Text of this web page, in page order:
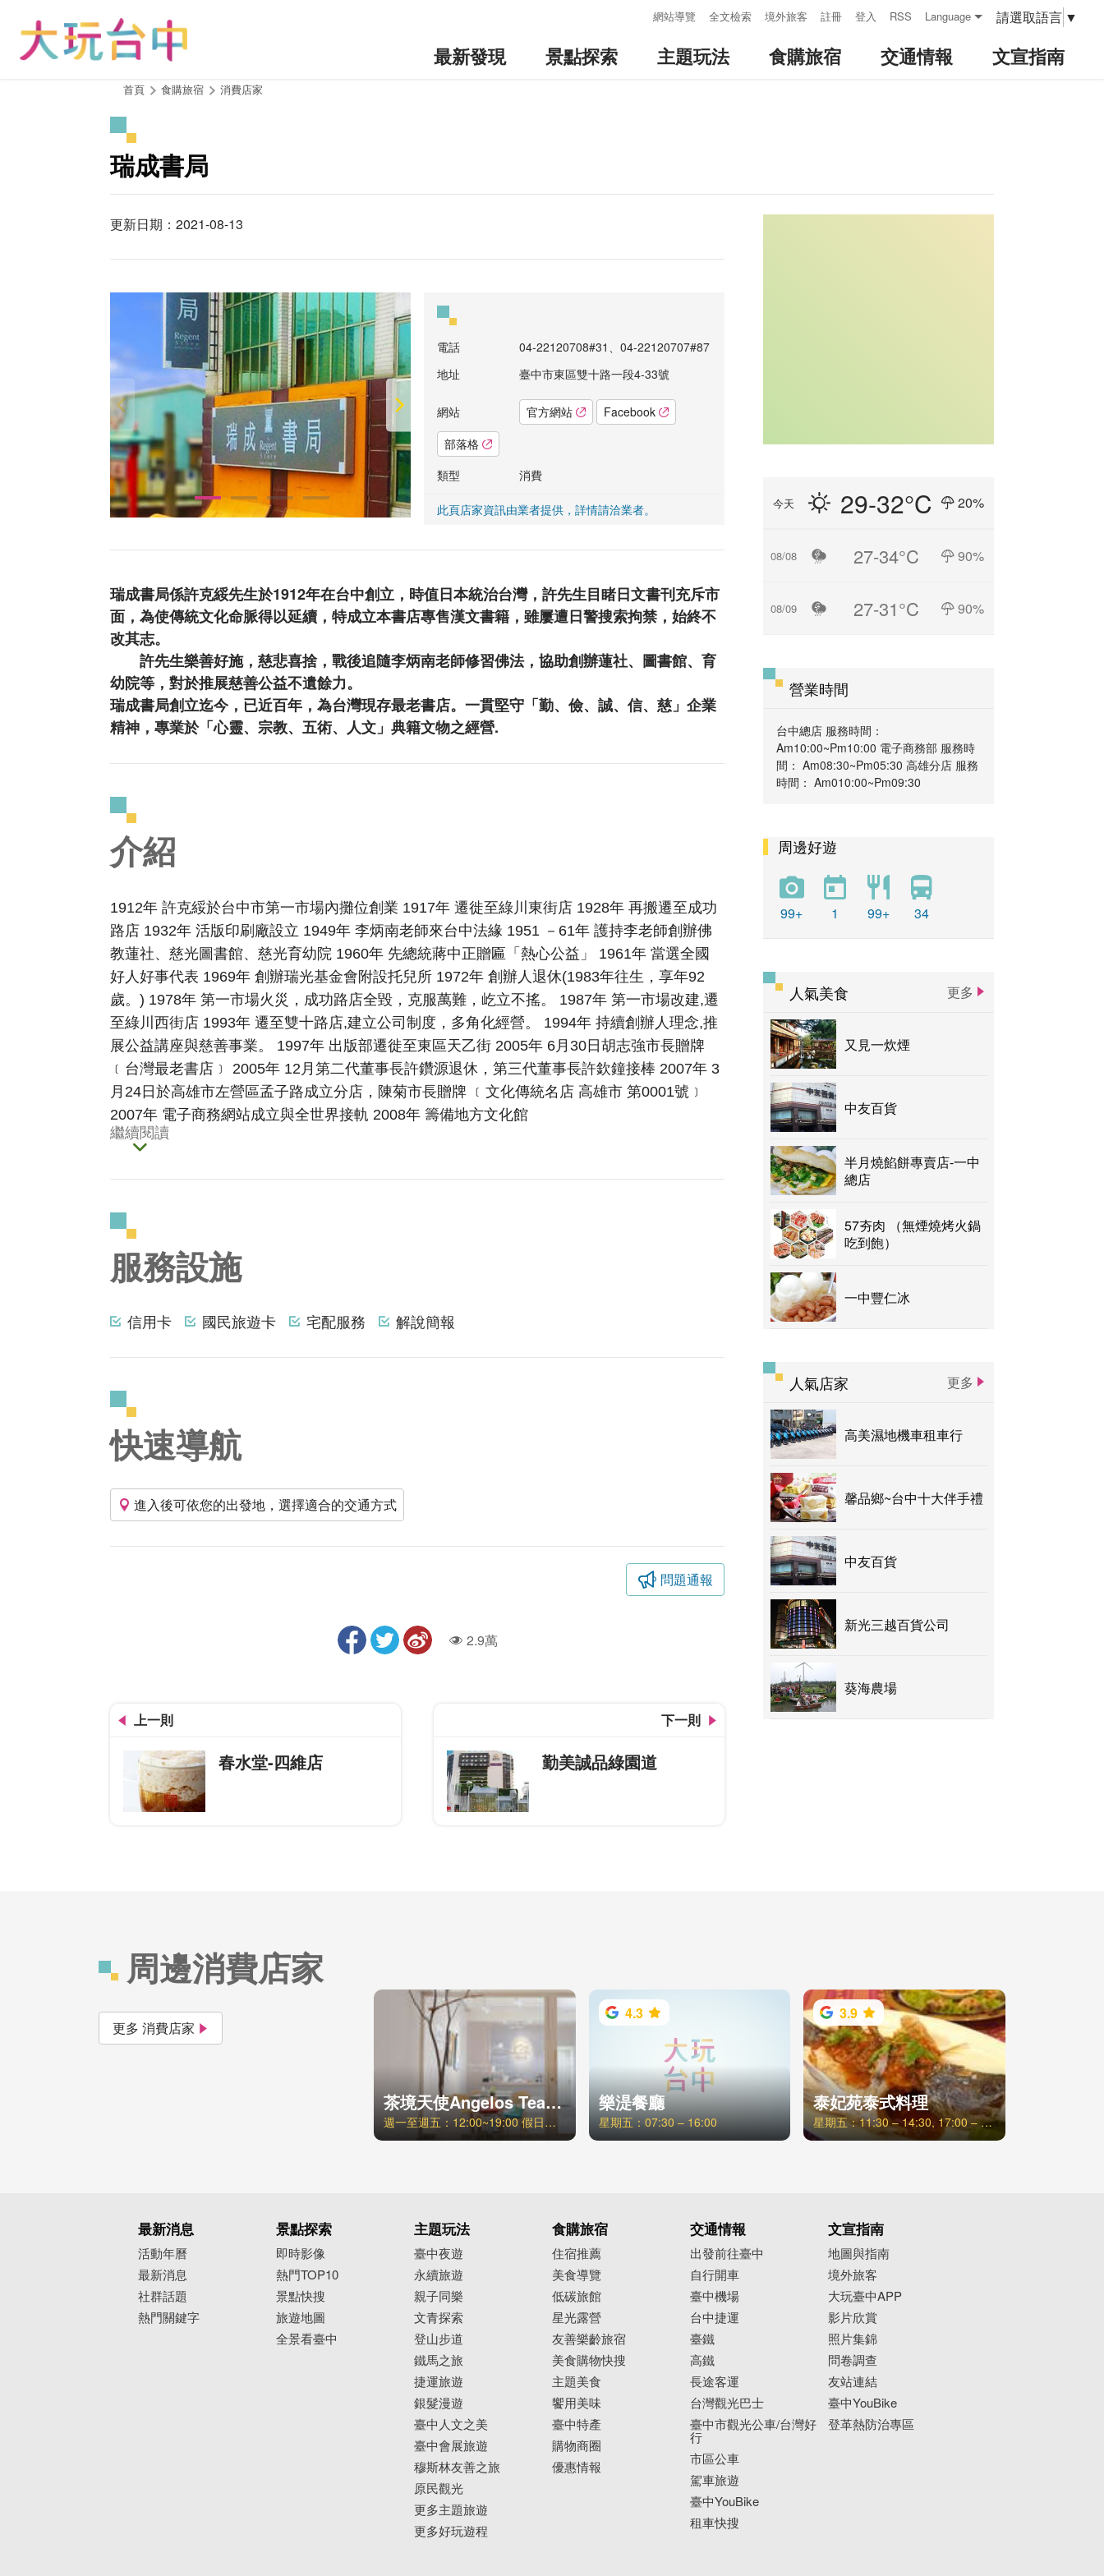
網站導覽 全文檢索 境外旅客 註冊 登入 RSS Language 請選取語言 ▼
最新發現 景點探索 主題玩法 食購旅宿 交通情報 文宣指南
首頁 食購旅宿 消費店家
瑞成書局
更新日期：2021-08-13
電話
04-22120708#31、04-22120707#87
地址
臺中市東區雙十路一段4-33號
網站 官方網站
Facebook
部落格
類型
消費
此頁店家資訊由業者提供，詳情請洽業者。
瑞成書局係許克綏先生於1912年在台中創立，時值日本統治台灣，許先生目睹日文書刊充斥市
面，為使傳統文化命脈得以延續，特成立本書店專售漢文書籍，雖屢遭日警搜索拘禁，始終不
改其志。
許先生樂善好施，慈悲喜捨，戰後追隨李炳南老師修習佛法，協助創辦蓮社、圖書館、育
幼院等，對於推展慈善公益不遺餘力。
瑞成書局創立迄今，已近百年，為台灣現存最老書店。一貫堅守「勤、儉、誠、信、慈」企業
精神，專業於「心靈、宗教、五術、人文」典籍文物之經營.
介紹
1912年 許克綏於台中市第一市場內攤位創業 1917年 遷徙至綠川東街店 1928年 再搬遷至成功
路店 1932年 活版印刷廠設立 1949年 李炳南老師來台中法緣 1951 －61年 護持李老師創辦佛
教蓮社、慈光圖書館、慈光育幼院 1960年 先總統蔣中正贈匾「熱心公益」 1961年 當選全國
好人好事代表 1969年 創辦瑞光基金會附設托兒所 1972年 創辦人退休(1983年往生，享年92
歲。) 1978年 第一市場火災，成功路店全毀，克服萬難，屹立不搖。 1987年 第一市場改建,遷
至綠川西街店 1993年 遷至雙十路店,建立公司制度，多角化經營。 1994年 持續創辦人理念,推
展公益講座與慈善事業。 1997年 出版部遷徙至東區天乙街 2005年 6月30日胡志強市長贈牌
﹝台灣最老書店﹞ 2005年 12月第二代董事長許鑽源退休，第三代董事長許欽鐘接棒 2007年 3
月24日於高雄市左營區孟子路成立分店，陳菊市長贈牌 ﹝文化傳統名店 高雄市 第0001號﹞
2007年 電子商務網站成立與全世界接軌 2008年 籌備地方文化館
繼續閱讀
服務設施
信用卡 國民旅遊卡 宅配服務 解說簡報
快速導航
進入後可依您的出發地，選擇適合的交通方式
問題通報
人氣2.9萬
上一則
春水堂-四維店
下一則
勤美誠品綠園道
今天 29-32°C 20%
08/08 27-34°C 90%
08/09 27-31°C 90%
營業時間
台中總店 服務時間：
Am10:00~Pm10:00 電子商務部 服務時
間： Am08:30~Pm05:30 高雄分店 服務
時間： Am010:00~Pm09:30
周邊好遊
99+ 1 99+ 34
人氣美食 更多
又見一炊煙
中友百貨
半月燒餡餅專賣店-一中
總店
57夯肉 （無煙燒烤火鍋
吃到飽）
一中豐仁冰
人氣店家 更多
高美濕地機車租車行
馨品鄉~台中十大伴手禮
中友百貨
新光三越百貨公司
葵海農場
周邊消費店家
更多 消費店家
茶境天使Angelos Tea｜福壽山製茶廠
週一至週五：12:00~19:00 假日及國定假日：預約制
4.3
樂湜餐廳
星期五：07:30 – 16:00
3.9
泰妃苑泰式料理
星期五：11:30 – 14:30, 17:00 – 21:30
最新消息
活動年曆
最新消息
社群話題
熱門關鍵字
景點探索
即時影像
熱門TOP10
景點快搜
旅遊地圖
全景看臺中
主題玩法
臺中夜遊
永續旅遊
親子同樂
文青探索
登山步道
鐵馬之旅
捷運旅遊
銀髮漫遊
臺中人文之美
臺中會展旅遊
穆斯林友善之旅
原民觀光
更多主題旅遊
更多好玩遊程
食購旅宿
住宿推薦
美食導覽
低碳旅館
星光露營
友善樂齡旅宿
美食購物快搜
主題美食
饗用美味
臺中特產
購物商圈
優惠情報
交通情報
出發前往臺中
自行開車
臺中機場
台中捷運
臺鐵
高鐵
長途客運
台灣觀光巴士
臺中市觀光公車/台灣好
行
市區公車
駕車旅遊
臺中YouBike
租車快搜
文宣指南
地圖與指南
境外旅客
大玩臺中APP
影片欣賞
照片集錦
問卷調查
友站連結
臺中YouBike
登革熱防治專區